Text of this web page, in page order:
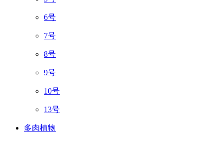
6号
7号
8号
9号
10号
13号
多肉植物